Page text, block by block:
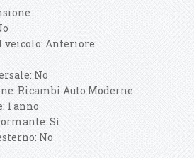
veicolo: Anteriore
No
Ricambi Auto Moderne
1 anno
Sì
No